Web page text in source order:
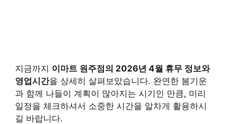
지금까지 이마트 원주점의 2026년 4월 휴무 정보와
영업시간을 상세히 살펴보았습니다. 완연한 봄기운
과 함께 나들이 계획이 많아지는 시기인 만큼, 미리
일정을 체크하셔서 소중한 시간을 알차게 활용하시
길 바랍니다.